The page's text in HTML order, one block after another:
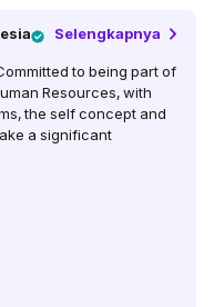
Selengkapnya
Committed to being part of
Resources, with
the self concept and
a significant